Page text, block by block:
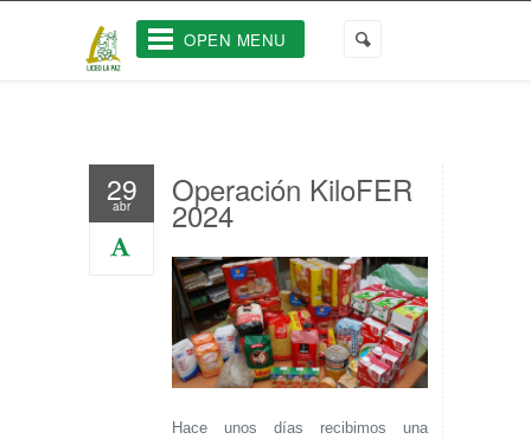
OPEN MENU
29
abr Operación KiloFER
2024
Hace unos días recibimos una